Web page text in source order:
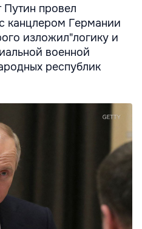
Путин провел
канцлером Германии
изложил"логику и
военной
республик